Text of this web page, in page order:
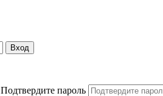
Вход
Подтвердите пароль